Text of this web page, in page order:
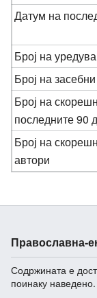
Датум на
Број на
Број на
Број на
последните 90
Број на
автори
Православна-
Содржината е
поинаку наведено.